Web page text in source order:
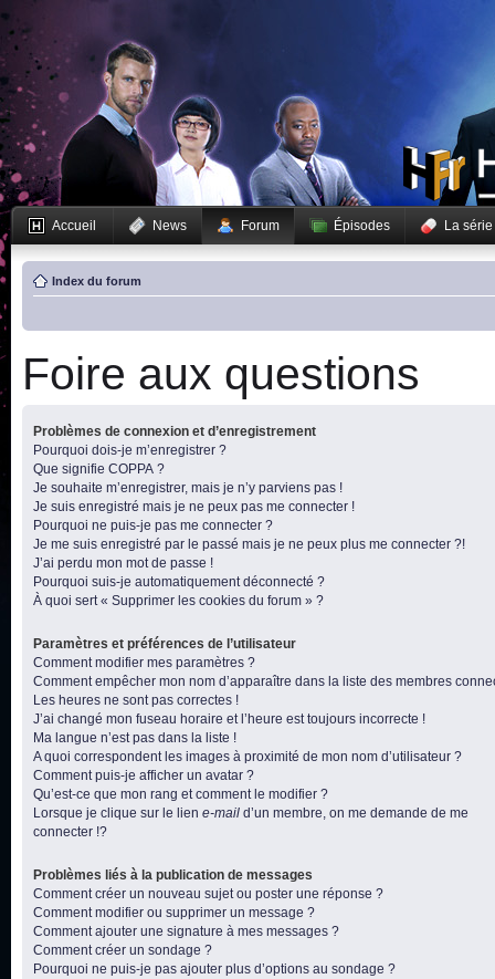
Accueil News Forum Épisodes La série
Index du forum
Foire aux questions
Problèmes de connexion et d’enregistrement
Pourquoi dois-je m’enregistrer ?
Que signifie COPPA ?
Je souhaite m’enregistrer, mais je n’y parviens pas !
Je suis enregistré mais je ne peux pas me connecter !
Pourquoi ne puis-je pas me connecter ?
Je me suis enregistré par le passé mais je ne peux plus me connecter ?!
J’ai perdu mon mot de passe !
Pourquoi suis-je automatiquement déconnecté ?
À quoi sert « Supprimer les cookies du forum » ?
Paramètres et préférences de l’utilisateur
Comment modifier mes paramètres ?
Comment empêcher mon nom d’apparaître dans la liste des membres
Les heures ne sont pas correctes !
J’ai changé mon fuseau horaire et l’heure est toujours incorrecte !
Ma langue n’est pas dans la liste !
A quoi correspondent les images à proximité de mon nom d’utilisateur ?
Comment puis-je afficher un avatar ?
Qu’est-ce que mon rang et comment le modifier ?
Lorsque je clique sur le lien e-mail d’un membre, on me demande de me
connecter !?
Problèmes liés à la publication de messages
Comment créer un nouveau sujet ou poster une réponse ?
Comment modifier ou supprimer un message ?
Comment ajouter une signature à mes messages ?
Comment créer un sondage ?
Pourquoi ne puis-je pas ajouter plus d’options au sondage ?